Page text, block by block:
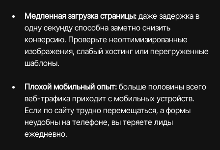
Медленная загрузка страницы: даже задержка в
одну секунду способна заметно снизить
конверсию. Проверьте неоптимизированные
изображения, слабый хостинг или перегруженные
шаблоны.
Плохой мобильный опыт: больше половины всего
веб-трафика приходит с мобильных устройств.
Если по сайту трудно перемещаться, а формы
неудобны на телефоне, вы теряете лиды
ежедневно.